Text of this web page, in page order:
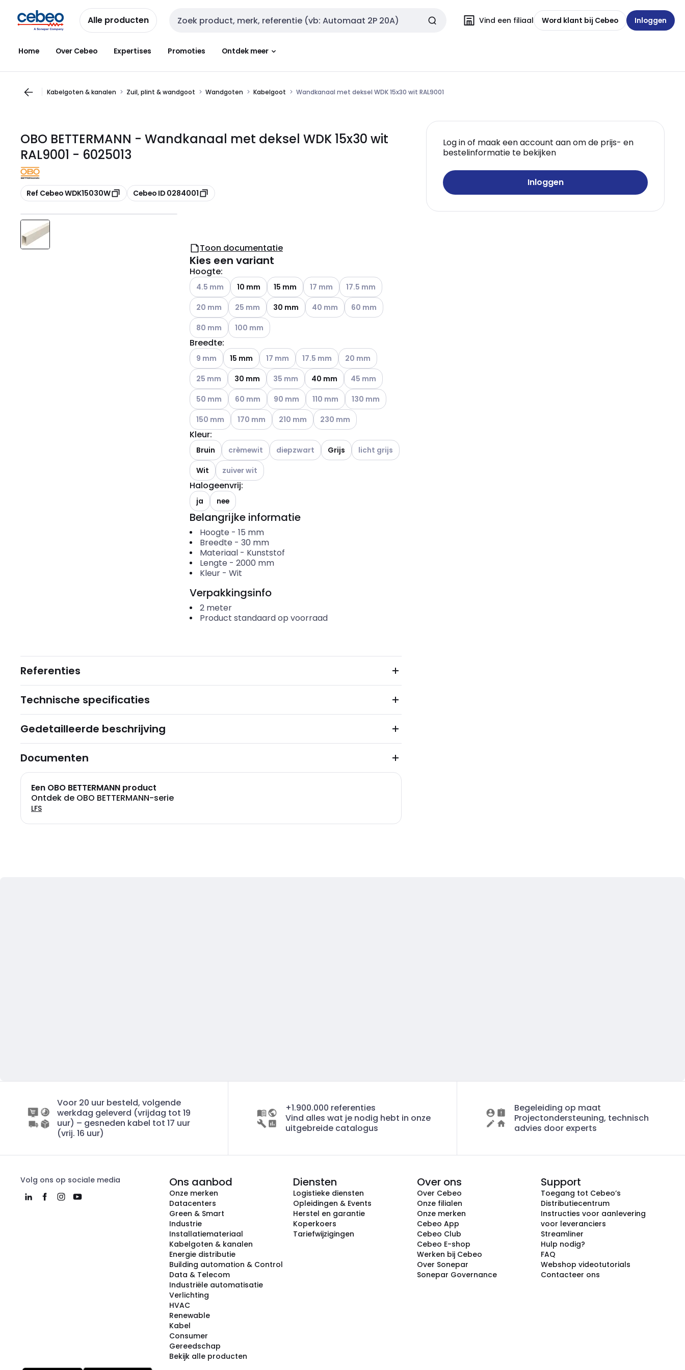
naar
navigatie
naar
inhoud
Alle producten Zoekveld invoer Vind een filiaal Word klant bij Cebeo Inloggen
Home Over Cebeo Expertises Promoties Ontdek meer
Kabelgoten & kanalen Zuil, plint & wandgoot Wandgoten Kabelgoot Wandkanaal met deksel WDK 15x30 wit RAL9001
OBO BETTERMANN - Wandkanaal met deksel WDK 15x30 wit
RAL9001 - 6025013
Kopiëren
Ref Cebeo WDK15030W Kopiëren
Cebeo ID 0284001
Log in of maak een account aan om de prijs- en
bestelinformatie te bekijken
Inloggen
Toon documentatie
Kies een variant
Hoogte:
Andere varianten (Huidige combinatie niet mogelijk)
4.5 mm 10 mm 15 mm Andere varianten (Huidige combinatie niet mogelijk)
17 mm Andere varianten (Huidige combinatie niet mogelijk)
17.5 mm
Andere varianten (Huidige combinatie niet mogelijk)
20 mm Andere varianten (Huidige combinatie niet mogelijk)
25 mm 30 mm Andere varianten (Huidige combinatie niet mogelijk)
40 mm Andere varianten (Huidige combinatie niet mogelijk)
60 mm
Andere varianten (Huidige combinatie niet mogelijk)
80 mm Andere varianten (Huidige combinatie niet mogelijk)
100 mm
Breedte:
Andere varianten (Huidige combinatie niet mogelijk)
9 mm 15 mm Andere varianten (Huidige combinatie niet mogelijk)
17 mm Andere varianten (Huidige combinatie niet mogelijk)
17.5 mm Andere varianten (Huidige combinatie niet mogelijk)
20 mm
Andere varianten (Huidige combinatie niet mogelijk)
25 mm 30 mm Andere varianten (Huidige combinatie niet mogelijk)
35 mm 40 mm Andere varianten (Huidige combinatie niet mogelijk)
45 mm
Andere varianten (Huidige combinatie niet mogelijk)
50 mm Andere varianten (Huidige combinatie niet mogelijk)
60 mm Andere varianten (Huidige combinatie niet mogelijk)
90 mm Andere varianten (Huidige combinatie niet mogelijk)
110 mm Andere varianten (Huidige combinatie niet mogelijk)
130 mm
Andere varianten (Huidige combinatie niet mogelijk)
150 mm Andere varianten (Huidige combinatie niet mogelijk)
170 mm Andere varianten (Huidige combinatie niet mogelijk)
210 mm Andere varianten (Huidige combinatie niet mogelijk)
230 mm
Kleur:
Bruin Andere varianten (Huidige combinatie niet mogelijk)
crèmewit Andere varianten (Huidige combinatie niet mogelijk)
diepzwart Grijs Andere varianten (Huidige combinatie niet mogelijk)
licht grijs
Wit
Andere varianten (Huidige combinatie niet mogelijk)
zuiver wit
Halogeenvrij:
ja nee
Belangrijke informatie
Hoogte - 15 mm
Breedte - 30 mm
Materiaal- Kunststof
Lengte - 2000 mm
Kleur- Wit
Verpakkingsinfo
2 meter
Product standaard op voorraad
Referenties
Technische specificaties
Gedetailleerde beschrijving
Documenten
Een OBO BETTERMANN product
Ontdek de OBO BETTERMANN-serie
LFS
Voor 20 uur besteld, volgende
werkdag geleverd (vrijdag tot 19
uur) – gesneden kabel tot 17 uur
(vrij. 16 uur)
+1.900.000 referenties
Vind alles wat je nodig hebt in onze
uitgebreide catalogus
Begeleiding op maat
Projectondersteuning, technisch
advies door experts
Volg ons op sociale media Ons aanbod
Onze merken
Datacenters
Green & Smart
Industrie
Installatiemateriaal
Kabelgoten & kanalen
Energie distributie
Building automation & Control
Data & Telecom
Industriële automatisatie
Verlichting
HVAC
Renewable
Kabel
Consumer
Gereedschap
Bekijk alle producten
Diensten
Logistieke diensten
Opleidingen & Events
Herstel en garantie
Koperkoers
Tariefwijzigingen
Over ons
Over Cebeo
Onze filialen
Onze merken
Cebeo App
Cebeo Club
Cebeo E-shop
Werken bij Cebeo
Over Sonepar
Sonepar Governance
Support
Toegang tot Cebeo’s
Distributiecentrum
Instructies voor aanlevering
voor leveranciers
Streamliner
Hulp nodig?
FAQ
Webshop videotutorials
Contacteer ons